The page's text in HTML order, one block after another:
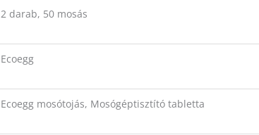
2 darab, 50 mosás
Ecoegg
Ecoegg mosótojás, Mosógéptisztító tabletta